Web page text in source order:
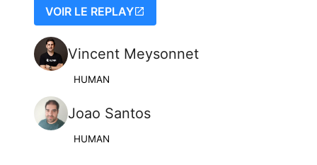
VOIR LE REPLAY
Vincent Meysonnet
HUMAN
Joao Santos
HUMAN